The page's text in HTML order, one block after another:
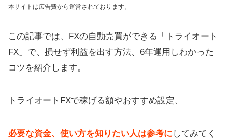
本サイトは広告費から運営されております。
この記事では、FXの自動売買ができる「トライオート
FX」で、損せず利益を出す方法、6年運用しわかった
コツを紹介します。
トライオートFXで稼げる額やおすすめ設定、
必要な資金、使い方を知りたい人は参考に してみてく